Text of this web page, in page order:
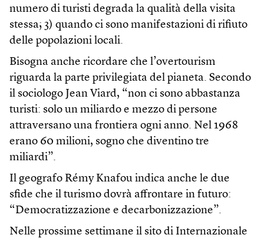
numero di turisti degrada la qualità della visita
stessa; 3) quando ci sono manifestazioni di rifiuto
delle popolazioni locali.
Bisogna anche ricordare che l’overtourism
riguarda la parte privilegiata del pianeta. Secondo
il sociologo Jean Viard, “non ci sono abbastanza
turisti: solo un miliardo e mezzo di persone
attraversano una frontiera ogni anno. Nel 1968
erano 60 milioni, sogno che diventino tre
miliardi”.
Il geografo Rémy Knafou indica anche le due
sfide che il turismo dovrà affrontare in futuro:
“Democratizzazione e decarbonizzazione”.
Nelle prossime settimane il sito di Internazionale